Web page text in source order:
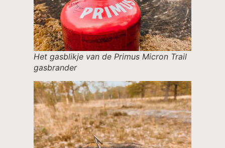
Het gasblikje van de Primus Micron Trail
gasbrander